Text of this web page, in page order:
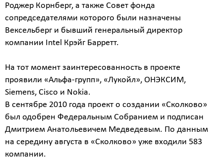
Роджер Корнберг, а также Совет фонда
сопредседателями которого были назначены
Вексельберг и бывший генеральный директор
компании Intel Крэйг Барретт.
На тот момент заинтересованность в проекте
проявили «Альфа-групп», «Лукойл», ОНЭКСИМ,
Siemens, Cisco и Nokia.
В сентябре 2010 года проект о создании «Сколково»
был одобрен Федеральным Собранием и подписан
Дмитрием Анатольевичем Медведевым. По данным
на середину августа в «Сколково» уже входили 583
компании.